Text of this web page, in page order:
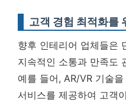
고객 경험 최적화를
향후 인테리어 업체들은
지속적인 소통과 만족도
예를 들어, AR/VR 기술
서비스를 제공하여 고객